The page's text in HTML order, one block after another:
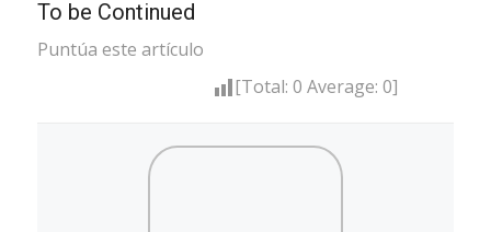
To be Continued
Puntúa este artículo
[Total: 0 Average: 0]